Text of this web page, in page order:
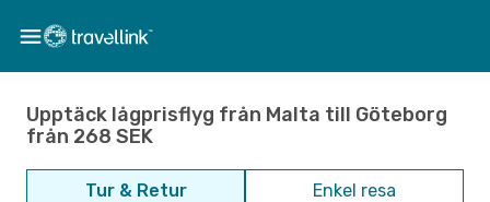
Upptäck lågprisflyg från Malta till Göteborg
från 268 SEK
Tur & Retur Enkel resa